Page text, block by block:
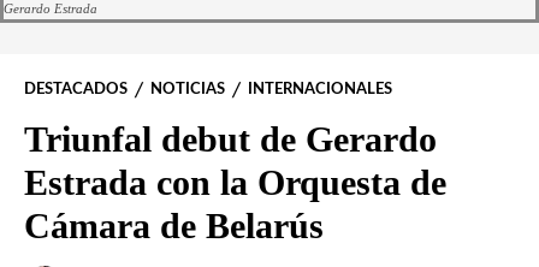
Gerardo Estrada
DESTACADOS NOTICIAS INTERNACIONALES
Triunfal debut de Gerardo
Estrada con la Orquesta de
Cámara de Belarús